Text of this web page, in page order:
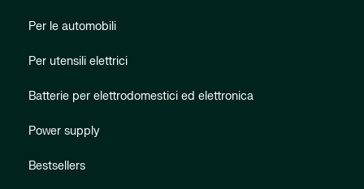
Per le automobili
Per utensili elettrici
Batterie per elettrodomestici ed elettronica
Power supply
Bestsellers